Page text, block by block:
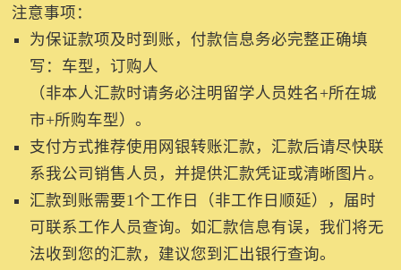
注意事项：
为保证款项及时到账，付款信息务必完整正确填
写：车型，订购人
（非本人汇款时请务必注明留学人员姓名+所在城
市+所购车型）。
支付方式推荐使用网银转账汇款，汇款后请尽快联
系我公司销售人员，并提供汇款凭证或清晰图片。
汇款到账需要1个工作日（非工作日顺延），届时
可联系工作人员查询。如汇款信息有误，我们将无
法收到您的汇款，建议您到汇出银行查询。